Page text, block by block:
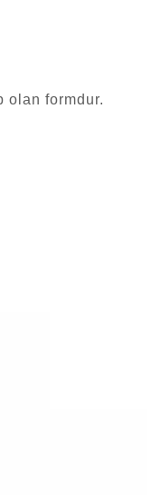
olan formdur.